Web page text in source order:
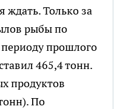
ждать. Только за
рыбы по
прошлого
465,4 тонн.
продуктов
По